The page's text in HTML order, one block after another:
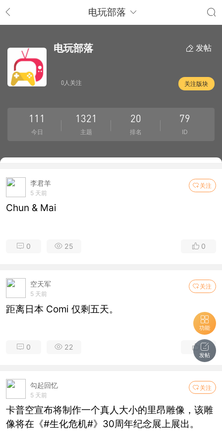
电玩部落
电玩部落 发帖
0人关注 关注版块
111
今日
1321
主题
20
排名
79
ID
关注
李君羊
5 天前
Chun & Mai
0 25 0
关注
空天军
5 天前
距离日本 Comi 仅剩五天。
0 22 0
关注
勾起回忆
5 天前
卡普空宣布将制作一个真人大小的里昂雕像，该雕
像将在《#生化危机#》30周年纪念展上展出。 ​​​
功能
发帖